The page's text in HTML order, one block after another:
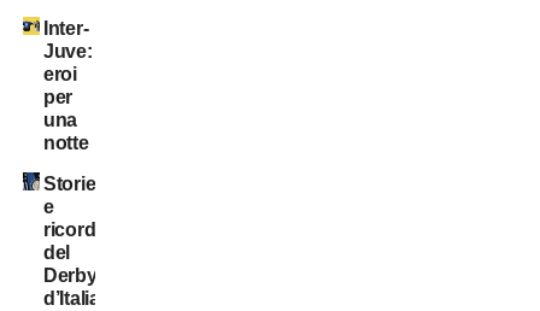
Inter-
Juve:
eroi
per
una
notte
Storie
e
ricordi
del
Derby
d’Italia